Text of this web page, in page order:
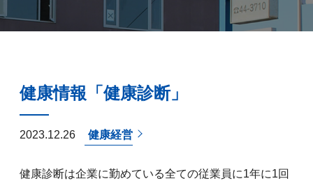
健康情報「健康診断」
2023.12.26 健康経営
健康診断は企業に勤めている全ての従業員に1年に1回